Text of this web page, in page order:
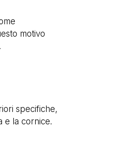
motivo
specifiche,
e la cornice.